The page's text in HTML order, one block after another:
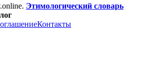
Этимологический словарь
Контакты